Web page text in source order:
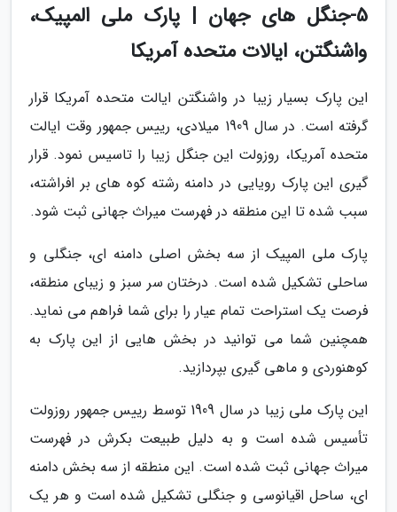
5-جنگل های جهان | پارک ملی المپیک،
واشنگتن، ایالات متحده آمریکا
این پارک بسیار زیبا در واشنگتن ایالت متحده آمریکا قرار
گرفته است. در سال 1909 میلادی، رییس جمهور وقت ایالت
متحده آمریکا، روزولت این جنگل زیبا را تاسیس نمود. قرار
گیری این پارک رویایی در دامنه رشته کوه های بر افراشته،
سبب شده تا این منطقه در فهرست میراث جهانی ثبت شود.
پارک ملی المپیک از سه بخش اصلی دامنه ای، جنگلی و
ساحلی تشکیل شده است. درختان سر سبز و زیبای منطقه،
فرصت یک استراحت تمام عیار را برای شما فراهم می نماید.
همچنین شما می توانید در بخش هایی از این پارک به
کوهنوردی و ماهی گیری بپردازید.
این پارک ملی زیبا در سال 1909 توسط رییس جمهور روزولت
تأسیس شده است و به دلیل طبیعت بکرش در فهرست
میراث جهانی ثبت شده است. این منطقه از سه بخش دامنه
ای، ساحل اقیانوسی و جنگلی تشکیل شده است و هر یک